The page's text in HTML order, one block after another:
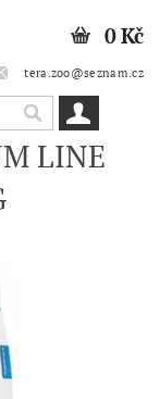
tera.zoo@seznam.cz
0 Kč
LINE